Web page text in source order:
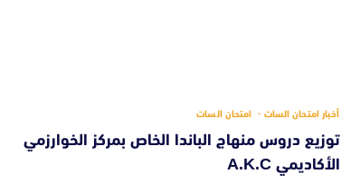
أخبار امتحان السات امتحان السات
توزيع دروس منهاج الباندا الخاص بمركز الخوارزمي
الأكاديمي A.K.C